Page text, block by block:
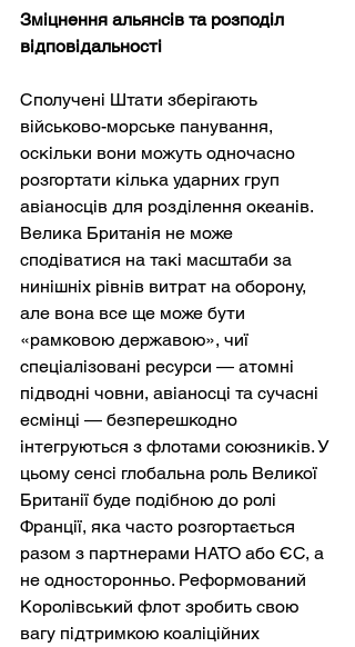
Зміцнення альянсів та розподіл
відповідальності
Сполучені Штати зберігають
військово-морське панування,
оскільки вони можуть одночасно
розгортати кілька ударних груп
авіаносців для розділення океанів.
Велика Британія не може
сподіватися на такі масштаби за
нинішніх рівнів витрат на оборону,
але вона все ще може бути
«рамковою державою», чиї
спеціалізовані ресурси — атомні
підводні човни, авіаносці та сучасні
есмінці — безперешкодно
інтегруються з флотами союзників. У
цьому сенсі глобальна роль Великої
Британії буде подібною до ролі
Франції, яка часто розгортається
разом з партнерами НАТО або ЄС, а
не односторонньо. Реформований
Королівський флот зробить свою
вагу підтримкою коаліційних